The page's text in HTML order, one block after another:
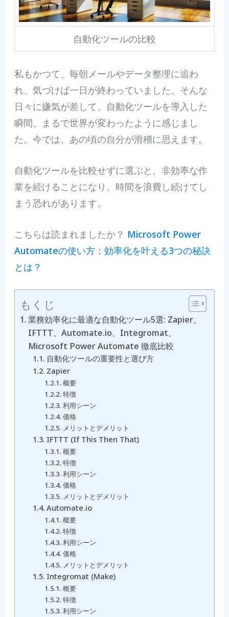
自動化ツールの比較
私もかつて、毎朝メールやデータ整理に追わ
れ、気づけば一日が終わっていました。そんな
日々に嫌気が差して、自動化ツールを導入した
瞬間、まるで世界が変わったように感じまし
た。今では、あの頃の自分が滑稽に思えます。
自動化ツールを比較せずに選ぶと、非効率な作
業を続けることになり、時間を浪費し続けてし
まう恐れがあります。
こちらは読まれましたか？ Microsoft Power
Automateの使い方：効率化を叶える3つの秘訣
とは？
もくじ
業務効率化に最適な自動化ツール5選: Zapier、
IFTTT、Automate.io、Integromat、
Microsoft Power Automate 徹底比較
自動化ツールの重要性と選び方
Zapier
概要
特徴
利用シーン
価格
メリットとデメリット
IFTTT (If This Then That)
概要
特徴
利用シーン
価格
メリットとデメリット
Automate.io
概要
特徴
利用シーン
価格
メリットとデメリット
Integromat (Make)
概要
特徴
利用シーン